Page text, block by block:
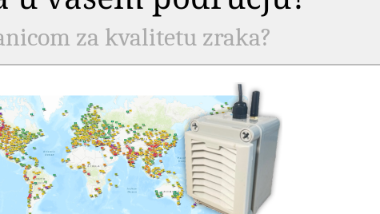
za kvalitetu zraka?